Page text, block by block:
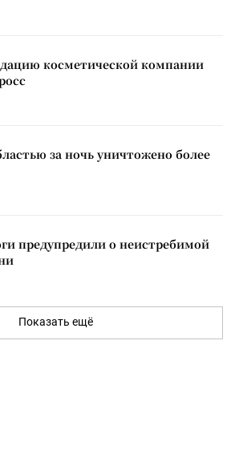
косметической компании
за ночь уничтожено более
предупредили о неистребимой
Показать ещё